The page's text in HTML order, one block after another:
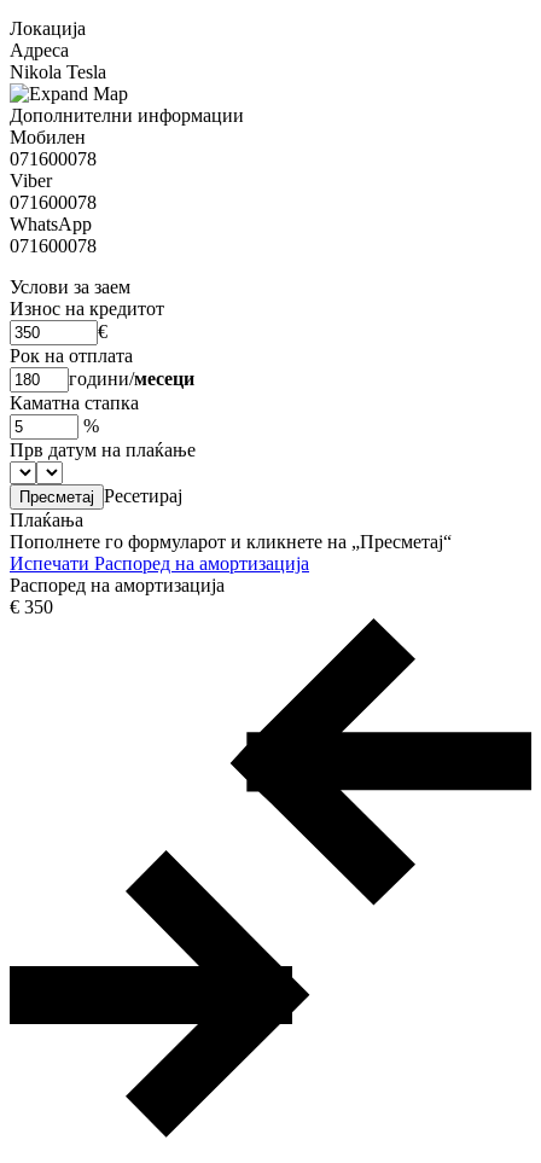
Локација
Адреса
Nikola Tesla
Дополнителни информации
Мобилен
071600078
Viber
071600078
WhatsApp
071600078
Услови за заем
Износ на кредитот
€
Рок на отплата
години/месеци
Каматна стапка
%
Прв датум на плаќање
Ресетирај
Плаќања
Пополнете го формуларот и кликнете на „Пресметај“
Испечати Распоред на амортизација
Распоред на амортизација
€ 350